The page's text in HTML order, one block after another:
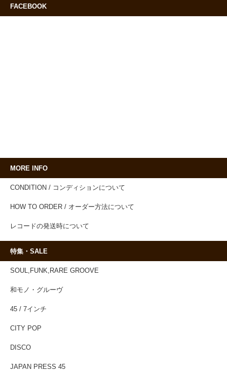
FACEBOOK
MORE INFO
CONDITION / コンディションについて
HOW TO ORDER / オーダー方法について
レコードの発送時について
特集・SALE
SOUL,FUNK,RARE GROOVE
和モノ・グルーヴ
45 / 7インチ
CITY POP
DISCO
JAPAN PRESS 45